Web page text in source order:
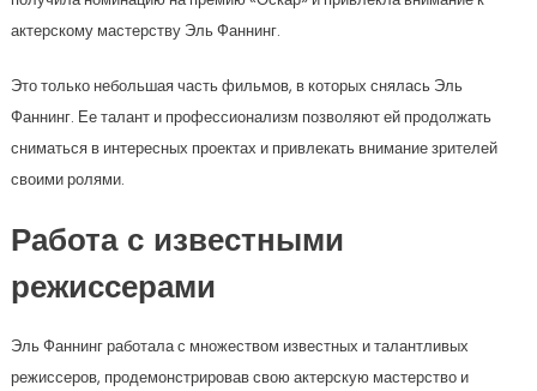
актерскому мастерству Эль Фаннинг.
Это только небольшая часть фильмов, в которых снялась Эль
Фаннинг. Ее талант и профессионализм позволяют ей продолжать
сниматься в интересных проектах и привлекать внимание зрителей
своими ролями.
Работа с известными
режиссерами
Эль Фаннинг работала с множеством известных и талантливых
режиссеров, продемонстрировав свою актерскую мастерство и